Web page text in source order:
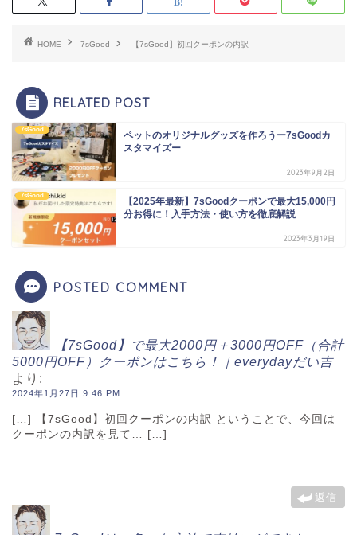
HOME 7sGood 【7sGood】初回クーポンの内訳
RELATED POST
7sGood
ペットのオリジナルグッズを作ろうー7sGoodカ
スタマイズー
2023年9月2日
7sGood
【2025年最新】7sGoodクーポンで最大15,000円
分お得に！入手方法・使い方を徹底解説
2023年3月19日
POSTED COMMENT
【7sGood】で最大2000円＋3000円OFF（合計
5000円OFF）クーポンはこちら！｜everydayだい吉
より:
2024年1月27日 9:46 PM
[…] 【7sGood】初回クーポンの内訳 ということで、今回は
クーポンの内訳を見て… […]
返信